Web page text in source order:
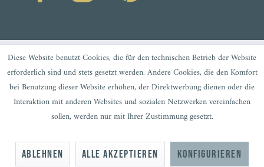
Diese Website benutzt Cookies, die für den technischen Betrieb der Website
erforderlich sind und stets gesetzt werden. Andere Cookies, die den Komfort
bei Benutzung dieser Website erhöhen, der Direktwerbung dienen oder die
Interaktion mit anderen Websites und sozialen Netzwerken vereinfachen
sollen, werden nur mit Ihrer Zustimmung gesetzt.
Ablehnen Alle akzeptieren Konfigurieren